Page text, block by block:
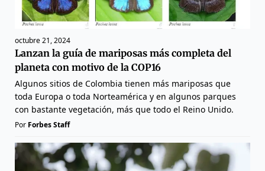
octubre 21, 2024
Lanzan la guía de mariposas más completa del
planeta con motivo de la COP16
Algunos sitios de Colombia tienen más mariposas que
toda Europa o toda Norteamérica y en algunos parques
con bastante vegetación, más que todo el Reino Unido.
Por Forbes Staff